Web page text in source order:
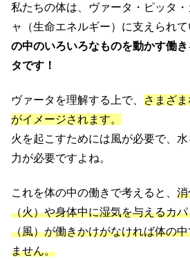
私たちの体は、ヴァータ・ピッタ
ャ（生命エネルギー）に支えられて
の中のいろいろなものを動かす働
タです！
ヴァータを理解する上で、
さまざま
がイメージされます。
火を起こすためには風が必要で、
力が必要ですよね。
これを体の中の働きで考えると、 消
（火）や身体中に湿気を与えるカ
（風）が働きかけがなければ体の
ません。